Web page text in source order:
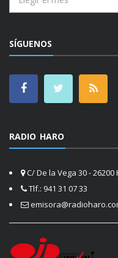
SÍGUENOS
RADIO HARO
C/ De la Vega 30 - 26200
Tlf.: 941 31 07 33